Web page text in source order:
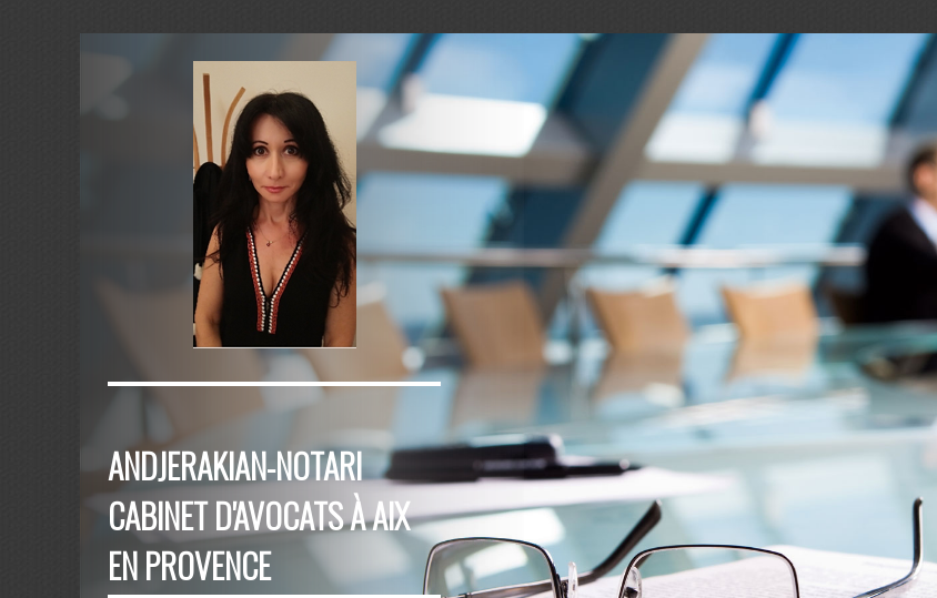
ANDJERAKIAN-NOTARI
CABINET D'AVOCATS À AIX
EN PROVENCE